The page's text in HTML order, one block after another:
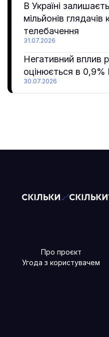
В Україні
мільйонів глядачів
телебачення
31.07.2026
Негативний вплив
оцінюється в
30.07.2026
Про проєкт
Угода з користувачем